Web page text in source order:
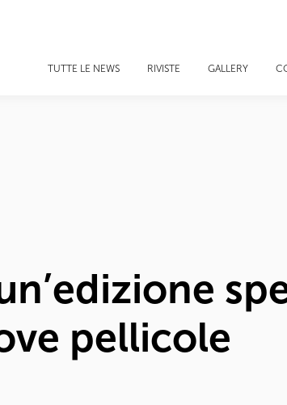
TUTTE LE NEWS RIVISTE GALLERY
pellicole